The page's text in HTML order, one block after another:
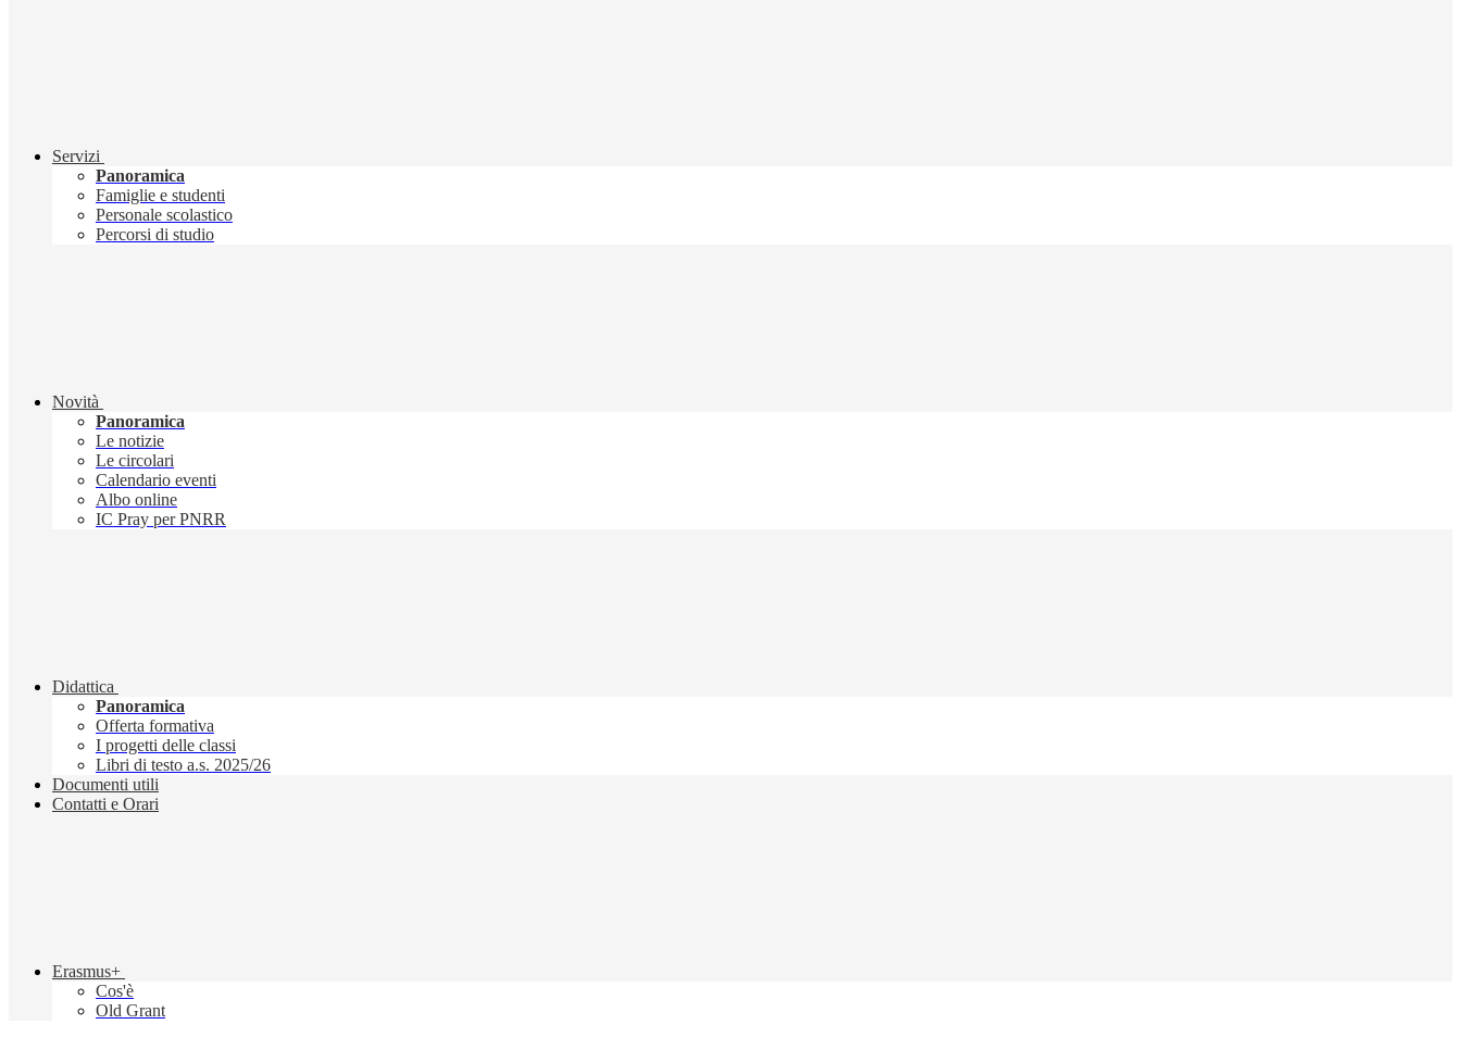
Servizi
Panoramica
Famiglie e studenti
Personale scolastico
Percorsi di studio
Novità
Panoramica
Le notizie
Le circolari
Calendario eventi
Albo online
IC Pray per PNRR
Didattica
Panoramica
Offerta formativa
I progetti delle classi
Libri di testo a.s. 2025/26
Documenti utili
Contatti e Orari
Erasmus+
Cos'è
Old Grant